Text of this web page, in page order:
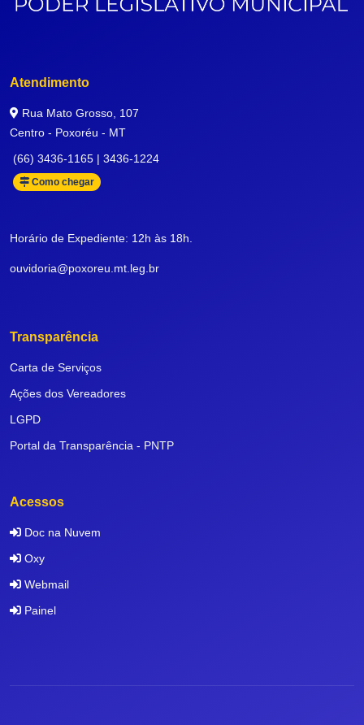
Atendimento
Rua Mato Grosso, 107
Centro - Poxoréu - MT
(66) 3436-1165 | 3436-1224
Como chegar
Horário de Expediente: 12h às 18h.
ouvidoria@poxoreu.mt.leg.br
Transparência
Carta de Serviços
Ações dos Vereadores
LGPD
Portal da Transparência - PNTP
Acessos
Doc na Nuvem
Oxy
Webmail
Painel